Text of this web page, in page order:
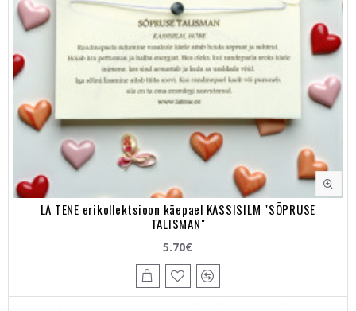
LA TENE erikollektsioon käepael KASSISILM "SÕPRUSE
TALISMAN"
5.70€